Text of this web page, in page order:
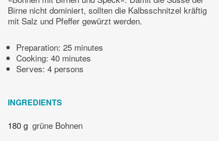
Birne nicht dominiert, sollten die Kalbsschnitzel kräftig
mit Salz und Pfeffer gewürzt werden.
Preparation: 25 minutes
Cooking: 40 minutes
Serves: 4 persons
INGREDIENTS
180 g grüne Bohnen